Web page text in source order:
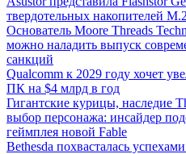
твердотельных накопителей M.2
Основатель Moore Threads
можно наладить выпуск
санкций
Qualcomm к 2029 году хочет
ПК на $4 млрд в год
Гигантские курицы, наследие
выбор персонажа: инсайдер
геймплея новой Fable
Bethesda похвасталась